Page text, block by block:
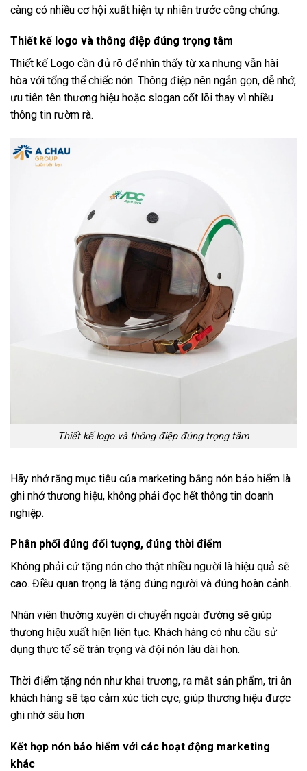
càng có nhiều cơ hội xuất hiện tự nhiên trước công chúng.
Thiết kế logo và thông điệp đúng trọng tâm
Thiết kế Logo cần đủ rõ để nhìn thấy từ xa nhưng vẫn hài
hòa với tổng thể chiếc nón. Thông điệp nên ngắn gọn, dễ nhớ,
ưu tiên tên thương hiệu hoặc slogan cốt lõi thay vì nhiều
thông tin rườm rà.
Thiết kế logo và thông điệp đúng trọng tâm
Hãy nhớ rằng mục tiêu của marketing bằng nón bảo hiểm là
ghi nhớ thương hiệu, không phải đọc hết thông tin doanh
nghiệp.
Phân phối đúng đối tượng, đúng thời điểm
Không phải cứ tặng nón cho thật nhiều người là hiệu quả sẽ
cao. Điều quan trọng là tặng đúng người và đúng hoàn cảnh.
Nhân viên thường xuyên di chuyển ngoài đường sẽ giúp
thương hiệu xuất hiện liên tục. Khách hàng có nhu cầu sử
dụng thực tế sẽ trân trọng và đội nón lâu dài hơn.
Thời điểm tặng nón như khai trương, ra mắt sản phẩm, tri ân
khách hàng sẽ tạo cảm xúc tích cực, giúp thương hiệu được
ghi nhớ sâu hơn
Kết hợp nón bảo hiểm với các hoạt động marketing
khác